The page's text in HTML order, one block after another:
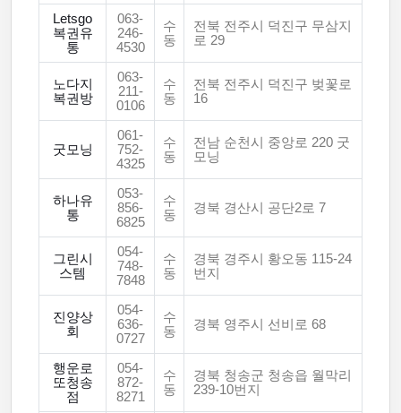
Letsgo
복권유
통
063-
246-
4530
수
동
전북 전주시 덕진구 무삼지
로 29
노다지
복권방
063-
211-
0106
수
동
전북 전주시 덕진구 벚꽃로
16
굿모닝
061-
752-
4325
수
동
전남 순천시 중앙로 220 굿
모닝
하나유
통
053-
856-
6825
수
동
경북 경산시 공단2로 7
그린시
스템
054-
748-
7848
수
동
경북 경주시 황오동 115-24
번지
진양상
회
054-
636-
0727
수
동
경북 영주시 선비로 68
행운로
또청송
점
054-
872-
8271
수
동
경북 청송군 청송읍 월막리
239-10번지